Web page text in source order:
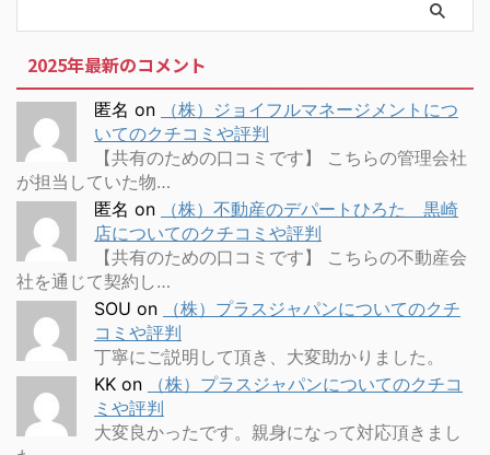
2025年最新のコメント
匿名 on
（株）ジョイフルマネージメントにつ
いてのクチコミや評判
【共有のための口コミです】 こちらの管理会社
が担当していた物…
匿名 on
（株）不動産のデパートひろた 黒崎
店についてのクチコミや評判
【共有のための口コミです】 こちらの不動産会
社を通じて契約し…
SOU on
（株）プラスジャパンについてのクチ
コミや評判
丁寧にご説明して頂き、大変助かりました。
KK on
（株）プラスジャパンについてのクチコ
ミや評判
大変良かったです。親身になって対応頂きまし